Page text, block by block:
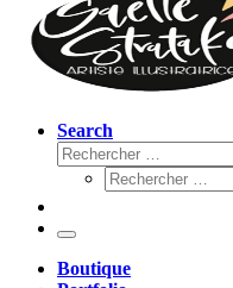
Search
Rechercher
Rechercher
Menu
Boutique